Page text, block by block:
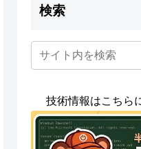
検索
技術情報はこちら